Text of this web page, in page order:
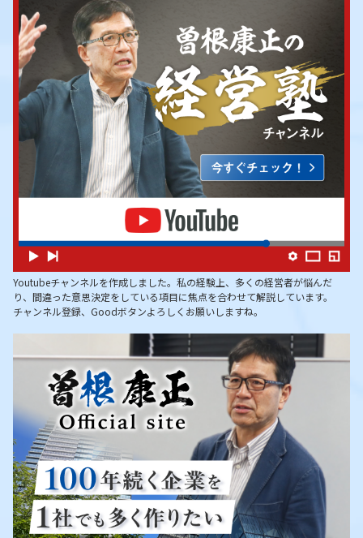
Youtubeチャンネルを作成しました。私の経験上、多くの経営者が悩んだ
り、間違った意思決定をしている項目に焦点を合わせて解説しています。
チャンネル登録、Goodボタンよろしくお願いしますね。